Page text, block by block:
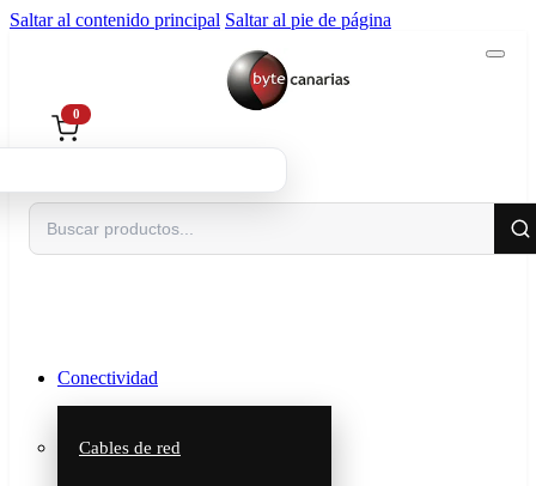
Saltar al contenido principal Saltar al pie de página
Buscar
0
Conectividad
Cables de red